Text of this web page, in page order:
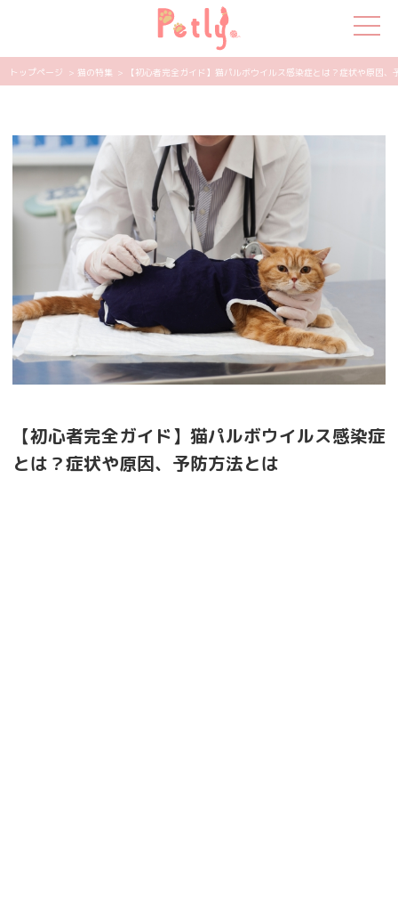
猫の特集
ペット用品
飼い主さんの悩み
ペットの気持ち
知って得する
エンタメ
トップページ > 猫の特集 > 【初心者完全ガイド】猫パルボウイルス感染症とは？症状や原因、
【初心者完全ガイド】猫パルボウイルス感染症
とは？症状や原因、予防方法とは